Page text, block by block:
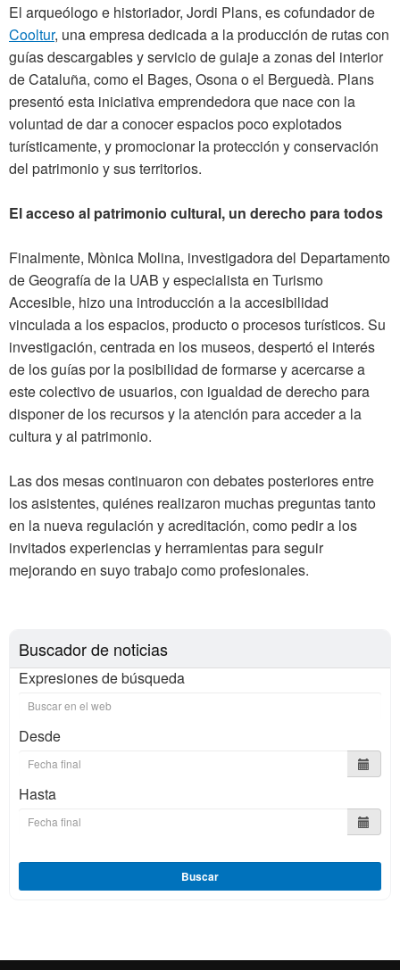
El arqueólogo e historiador, Jordi Plans, es cofundador de
Cooltur, una empresa dedicada a la producción de rutas con
guías descargables y servicio de guiaje a zonas del interior
de Cataluña, como el Bages, Osona o el Berguedà. Plans
presentó esta iniciativa emprendedora que nace con la
voluntad de dar a conocer espacios poco explotados
turísticamente, y promocionar la protección y conservación
del patrimonio y sus territorios.
El acceso al patrimonio cultural, un derecho para todos
Finalmente, Mònica Molina, investigadora del Departamento
de Geografía de la UAB y especialista en Turismo
Accesible, hizo una introducción a la accesibilidad
vinculada a los espacios, producto o procesos turísticos. Su
investigación, centrada en los museos, despertó el interés
de los guías por la posibilidad de formarse y acercarse a
este colectivo de usuarios, con igualdad de derecho para
disponer de los recursos y la atención para acceder a la
cultura y al patrimonio.
Las dos mesas continuaron con debates posteriores entre
los asistentes, quiénes realizaron muchas preguntas tanto
en la nueva regulación y acreditación, como pedir a los
invitados experiencias y herramientas para seguir
mejorando en suyo trabajo como profesionales.
Buscador de noticias
Expresiones de búsqueda
Desde
Hasta
Buscar